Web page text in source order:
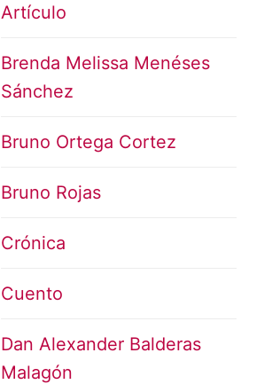
Artículo
Brenda Melissa Menéses
Sánchez
Bruno Ortega Cortez
Bruno Rojas
Crónica
Cuento
Dan Alexander Balderas
Malagón